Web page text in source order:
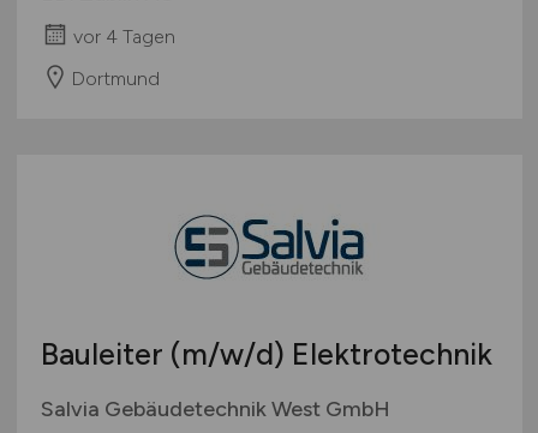
vor 4 Tagen
Dortmund
Bauleiter (m/w/d) Elektrotechnik
Salvia Gebäudetechnik West GmbH